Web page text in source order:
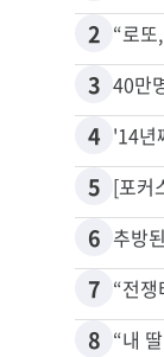
2
3
4
5
6 추방
7
8